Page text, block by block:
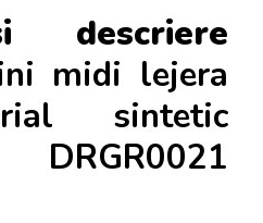
descriere
midi lejera
sintetic